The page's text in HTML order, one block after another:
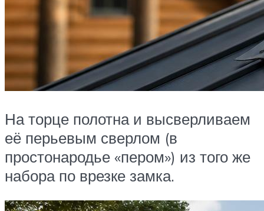
На торце полотна и высверливаем
её перьевым сверлом (в
простонародье «пером») из того же
набора по врезке замка.